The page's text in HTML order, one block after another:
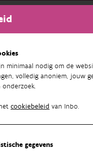
minimaal nodig om de
volledig anoniem, jouw
onderzoek.
cookiebeleid van Inbo.
gegevens